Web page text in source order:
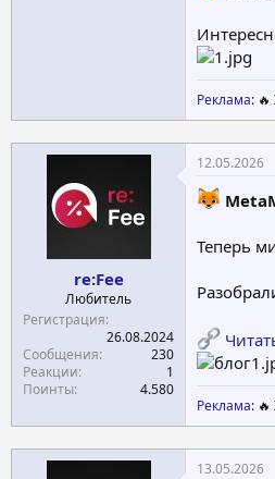
Реклама: 🔥
re:Fee
Любитель
Регистрация
26.08.2024
Сообщения
230
Реакции
1
Поинты
4.580
12.05.2026
Теперь
Реклама: 🔥
13.05.2026